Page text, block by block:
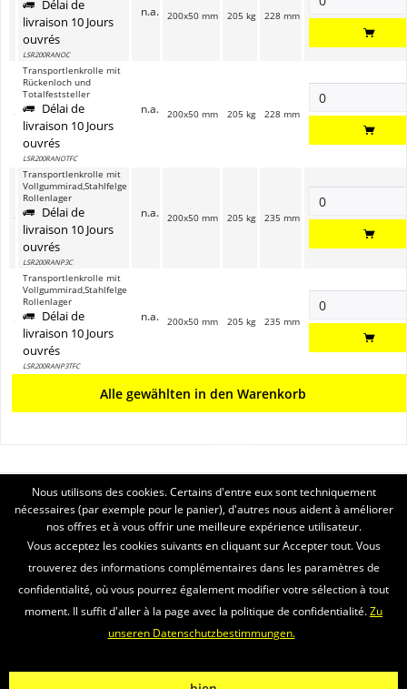
Délai de
livraison 10 Jours
ouvrés
LSR200RANOC
n.a. 200x50 mm 205 kg 228 mm
Transportlenkrolle mit
Rückenloch und
Totalfeststeller
Délai de
livraison 10 Jours
ouvrés
LSR200RANOTFC
n.a. 200x50 mm 205 kg 228 mm
Transportlenkrolle mit
Vollgummirad,Stahlfelge
Rollenlager
Délai de
livraison 10 Jours
ouvrés
LSR200RANP3C
n.a. 200x50 mm 205 kg 235 mm
Transportlenkrolle mit
Vollgummirad,Stahlfelge
Rollenlager
Délai de
livraison 10 Jours
ouvrés
LSR200RANP3TFC
n.a. 200x50 mm 205 kg 235 mm
Alle gewählten in den Warenkorb
ASSISTANCE
SERVICE
INFORMATIONS
Newsletter Propos nous Vidéos Contact Widerrufsrecht
Nous utilisons des cookies. Certains d'entre eux sont techniquement
nécessaires (par exemple pour le panier), d'autres nous aident à améliorer
nos offres et à vous offrir une meilleure expérience utilisateur.
Vous acceptez les cookies suivants en cliquant sur Accepter tout. Vous
trouverez des informations complémentaires dans les paramètres de
confidentialité, où vous pourrez également modifier votre sélection à tout
moment. Il suffit d'aller à la page avec la politique de confidentialité.Zu
unseren Datenschutzbestimmungen.